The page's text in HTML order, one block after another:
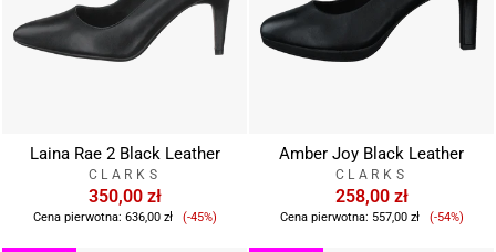
Laina Rae 2 Black Leather
CLARKS
350,00 zł
Cena pierwotna: 636,00 zł
Cena
(-45%)
Amber Joy Black Leather
CLARKS
258,00 zł
Cena pierwotna: 557,00 zł
Cena
(-54%)